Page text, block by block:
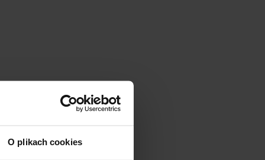
O plikach cookies